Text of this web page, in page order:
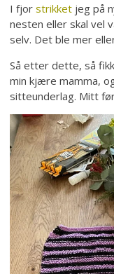
I fjorstrikket jeg på
nesten eller skal vel
selv. Det ble mer
Så etter dette, så
min kjære mamma,
sitteunderlag. Mitt